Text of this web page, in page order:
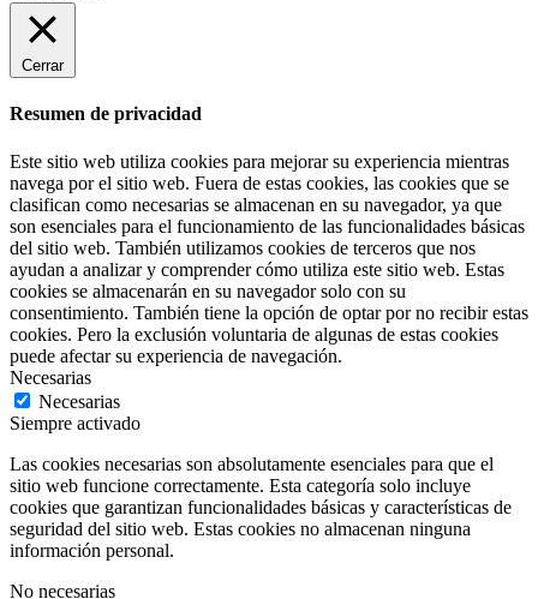
Cerrar
Resumen de privacidad
Este sitio web utiliza cookies para mejorar su experiencia mientras
navega por el sitio web. Fuera de estas cookies, las cookies que se
clasifican como necesarias se almacenan en su navegador, ya que
son esenciales para el funcionamiento de las funcionalidades básicas
del sitio web. También utilizamos cookies de terceros que nos
ayudan a analizar y comprender cómo utiliza este sitio web. Estas
cookies se almacenarán en su navegador solo con su
consentimiento. También tiene la opción de optar por no recibir estas
cookies. Pero la exclusión voluntaria de algunas de estas cookies
puede afectar su experiencia de navegación.
Necesarias
Necesarias
Siempre activado
Las cookies necesarias son absolutamente esenciales para que el
sitio web funcione correctamente. Esta categoría solo incluye
cookies que garantizan funcionalidades básicas y características de
seguridad del sitio web. Estas cookies no almacenan ninguna
información personal.
No necesarias